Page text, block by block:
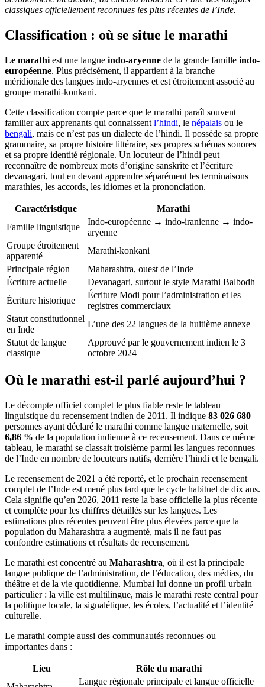
classiques officiellement reconnues les plus récentes de l’Inde.
Classification : où se situe le marathi
Le marathi est une langue indo-aryenne de la grande famille indo-
européenne. Plus précisément, il appartient à la branche
méridionale des langues indo-aryennes et est étroitement associé au
groupe marathi-konkani.
Cette classification compte parce que le marathi paraît souvent
familier aux apprenants qui connaissent l’hindi, le népalais ou le
bengali, mais ce n’est pas un dialecte de l’hindi. Il possède sa propre
grammaire, sa propre histoire littéraire, ses propres schémas sonores
et sa propre identité régionale. Un locuteur de l’hindi peut
reconnaître de nombreux mots d’origine sanskrite et l’écriture
devanagari, tout en devant apprendre séparément les terminaisons
marathies, les accords, les idiomes et la prononciation.
Caractéristique
Marathi
Famille linguistique
Indo-européenne → indo-iranienne → indo-
aryenne
Groupe étroitement
apparenté
Marathi-konkani
Principale région
Maharashtra, ouest de l’Inde
Écriture actuelle
Devanagari, surtout le style Marathi Balbodh
Écriture historique
Écriture Modi pour l’administration et les
registres commerciaux
Statut constitutionnel
en Inde
L’une des 22 langues de la huitième annexe
Statut de langue
classique
Approuvé par le gouvernement indien le 3
octobre 2024
Où le marathi est-il parlé aujourd’hui ?
Le décompte officiel complet le plus fiable reste le tableau
linguistique du recensement indien de 2011. Il indique 83 026 680
personnes ayant déclaré le marathi comme langue maternelle, soit
6,86 % de la population indienne à ce recensement. Dans ce même
tableau, le marathi se classait troisième parmi les langues reconnues
de l’Inde en nombre de locuteurs natifs, derrière l’hindi et le bengali.
Le recensement de 2021 a été reporté, et le prochain recensement
complet de l’Inde est mené plus tard que le cycle habituel de dix ans.
Cela signifie qu’en 2026, 2011 reste la base officielle la plus récente
et complète pour les chiffres détaillés sur les langues. Les
estimations plus récentes peuvent être plus élevées parce que la
population du Maharashtra a augmenté, mais il ne faut pas
confondre estimations et résultats de recensement.
Le marathi est concentré au Maharashtra, où il est la principale
langue publique de l’administration, de l’éducation, des médias, du
théâtre et de la vie quotidienne. Mumbai lui donne un profil urbain
particulier : la ville est multilingue, mais le marathi reste central pour
la politique locale, la signalétique, les écoles, l’actualité et l’identité
culturelle.
Le marathi compte aussi des communautés reconnues ou
importantes dans :
Lieu
Rôle du marathi
Langue régionale principale et langue officielle